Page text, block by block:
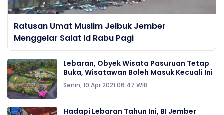
Ratusan Umat Muslim Jelbuk Jember
Menggelar Salat Id Rabu Pagi
Lebaran, Obyek Wisata Pasuruan Tetap
Buka, Wisatawan Boleh Masuk Kecuali Ini
Senin, 19 Apr 2021 06:47 WIB
Hadapi Lebaran Tahun Ini, BI Jember